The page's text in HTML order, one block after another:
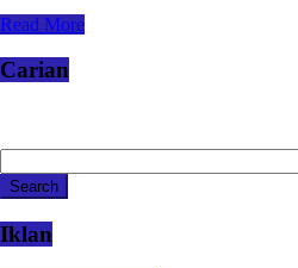
Read More
Carian
Iklan